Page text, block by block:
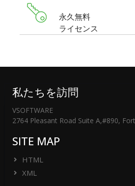
If You are not having license
Messages on +91-9999943885
永久無料
ライセンス
私たちを訪問
VSOFTWARE
2764 Pleasant Road Suite A,#890,
SITE MAP
HTML
XML